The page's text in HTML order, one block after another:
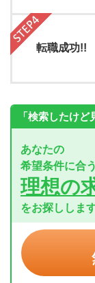
転職成功!!
「検索したけど
あなたの
希望条件に合う
理想の
をお探ししま